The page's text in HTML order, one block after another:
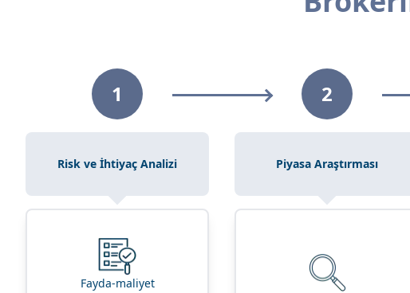
1
Risk ve İhtiyaç Analizi
Fayda-maliyet
2
Piyasa Araştırması